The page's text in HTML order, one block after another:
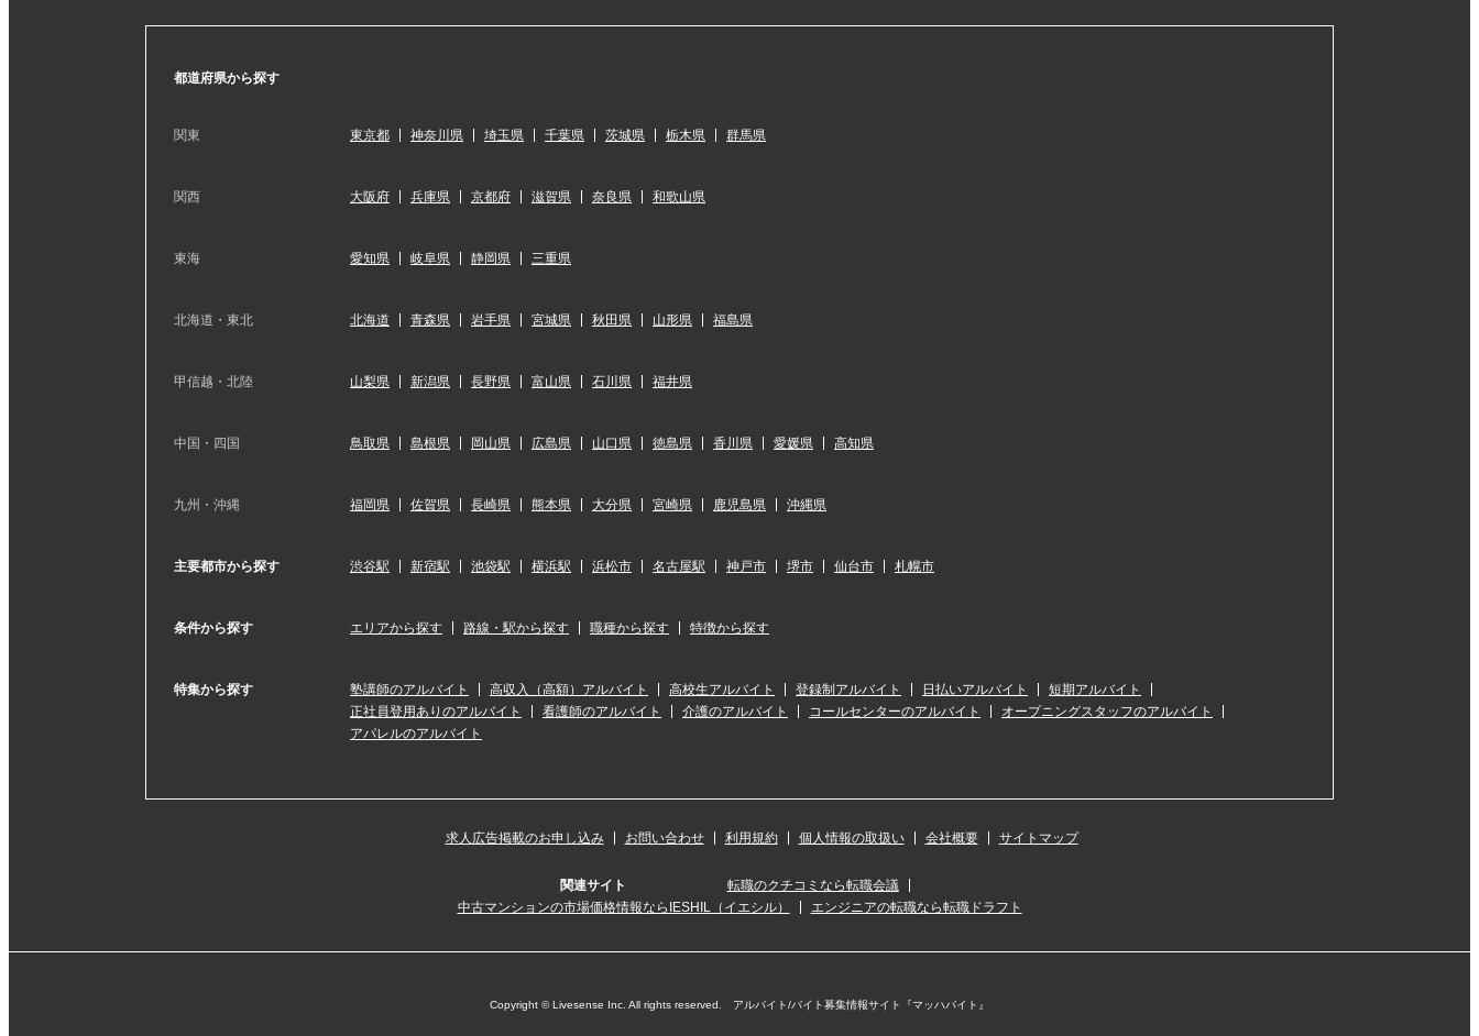
都道府県から探す
関東 東京都 神奈川県 埼玉県 千葉県 茨城県 栃木県 群馬県
関西 大阪府 兵庫県 京都府 滋賀県 奈良県 和歌山県
東海 愛知県 岐阜県 静岡県 三重県
北海道・東北 北海道 青森県 岩手県 宮城県 秋田県 山形県 福島県
甲信越・北陸 山梨県 新潟県 長野県 富山県 石川県 福井県
中国・四国 鳥取県 島根県 岡山県 広島県 山口県 徳島県 香川県 愛媛県 高知県
九州・沖縄 福岡県 佐賀県 長崎県 熊本県 大分県 宮崎県 鹿児島県 沖縄県
主要都市から探す 渋谷駅 新宿駅 池袋駅 横浜駅 浜松市 名古屋駅 神戸市 堺市 仙台市 札幌市
条件から探す エリアから探す 路線・駅から探す 職種から探す 特徴から探す
特集から探す 塾講師のアルバイト 高収入（高額）アルバイト 高校生アルバイト 登録制アルバイト 日払いアルバイト
短期アルバイト
正社員登用ありのアルバイト
看護師のアルバイト 介護のアルバイト コールセンターのアルバイト
オープニングスタッフのアルバイト
アパレルのアルバイト
求人広告掲載のお申し込み お問い合わせ 利用規約 個人情報の取扱い 会社概要 サイトマップ
関連サイト
転職のクチコミなら転職会議
中古マンションの市場価格情報ならIESHIL（イエシル）
エンジニアの転職なら転職ドラフト
Copyright © Livesense Inc. All rights reserved. アルバイト/バイト募集情報サイト『マッハバイト』